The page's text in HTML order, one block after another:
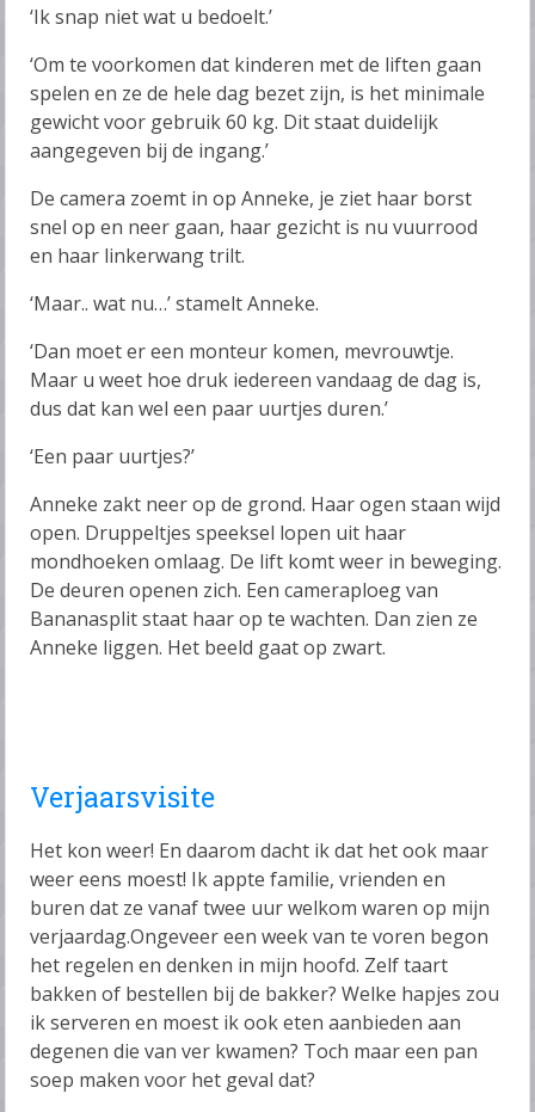
‘Ik snap niet wat u bedoelt.’
‘Om te voorkomen dat kinderen met de liften gaan
spelen en ze de hele dag bezet zijn, is het minimale
gewicht voor gebruik 60 kg. Dit staat duidelijk
aangegeven bij de ingang.’
De camera zoemt in op Anneke, je ziet haar borst
snel op en neer gaan, haar gezicht is nu vuurrood
en haar linkerwang trilt.
‘Maar.. wat nu…’ stamelt Anneke.
‘Dan moet er een monteur komen, mevrouwtje.
Maar u weet hoe druk iedereen vandaag de dag is,
dus dat kan wel een paar uurtjes duren.’
‘Een paar uurtjes?’
Anneke zakt neer op de grond. Haar ogen staan wijd
open. Druppeltjes speeksel lopen uit haar
mondhoeken omlaag. De lift komt weer in beweging.
De deuren openen zich. Een cameraploeg van
Bananasplit staat haar op te wachten. Dan zien ze
Anneke liggen. Het beeld gaat op zwart.
Verjaarsvisite
Het kon weer! En daarom dacht ik dat het ook maar
weer eens moest! Ik appte familie, vrienden en
buren dat ze vanaf twee uur welkom waren op mijn
verjaardag.Ongeveer een week van te voren begon
het regelen en denken in mijn hoofd. Zelf taart
bakken of bestellen bij de bakker? Welke hapjes zou
ik serveren en moest ik ook eten aanbieden aan
degenen die van ver kwamen? Toch maar een pan
soep maken voor het geval dat?